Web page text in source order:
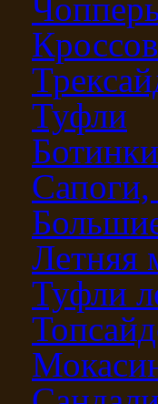
Туфли
Ботинки
Сапоги,
Летняя
Туфли